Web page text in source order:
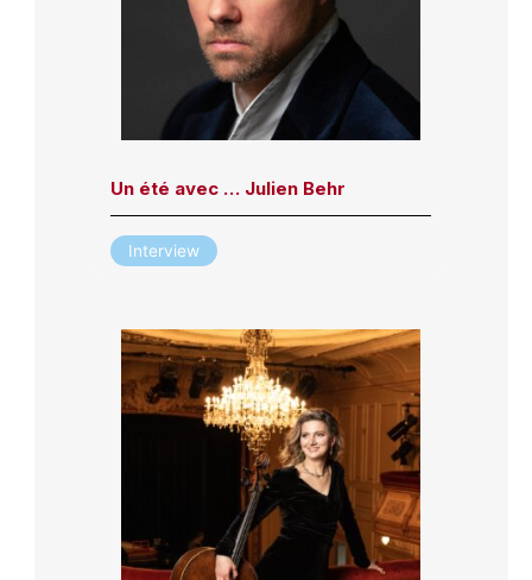
Un été avec … Julien Behr
Interview